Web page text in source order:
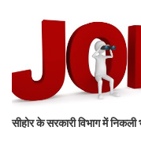
सीहोर के सरकारी विभाग में निकली